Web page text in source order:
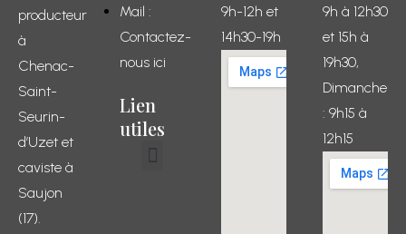
producteur
à
Chenac-
Saint-
Seurin-
d’Uzet et
caviste à
Saujon
(17).
Mail :
Contactez-
nous ici
Lien
utiles
9h-12h et
14h30-19h
9h à 12h30
et 15h à
19h30,
Dimanche
: 9h15 à
12h15